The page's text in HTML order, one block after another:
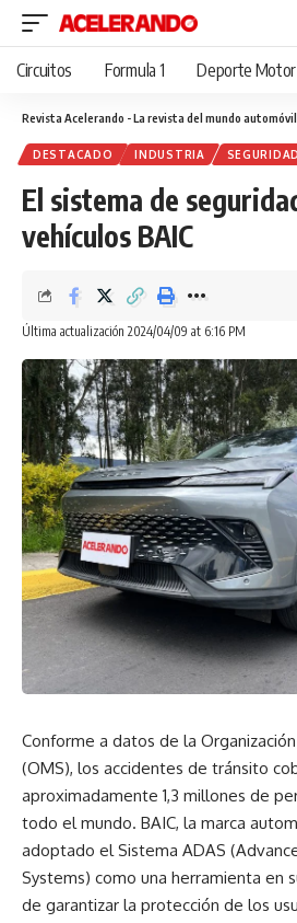
Circuitos Formula 1 Deporte Motor
Revista Acelerando - La revista del mundo
DESTACADO INDUSTRIA
El sistema de
vehículos BAIC
Última actualización 2024/04/09 at 6:16 PM
Conforme a datos de la
(OMS), los accidentes de tránsito
aproximadamente 1,3 millones de
todo el mundo. BAIC, la marca
adoptado el Sistema ADAS
Systems) como una herramienta en
de garantizar la protección de los